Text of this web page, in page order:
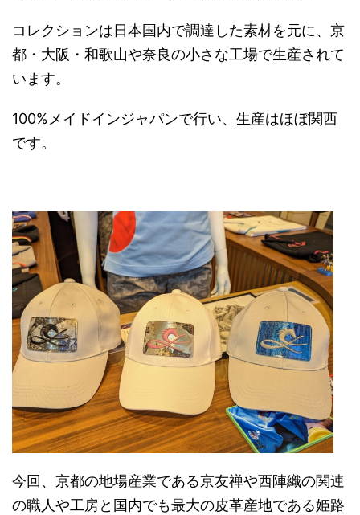
コレクションは日本国内で調達した素材を元に、京
都・大阪・和歌山や奈良の小さな工場で生産されて
います。
100%メイドインジャパンで行い、生産はほぼ関西
です。
今回、京都の地場産業である京友禅や西陣織の関連
の職人や工房と国内でも最大の皮革産地である姫路